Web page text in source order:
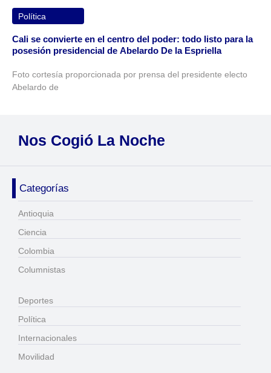
Política
Cali se convierte en el centro del poder: todo listo para la
posesión presidencial de Abelardo De la Espriella
Foto cortesía proporcionada por prensa del presidente electo
Abelardo de
Nos Cogió La Noche
Categorías
Antioquia
Ciencia
Colombia
Columnistas
Deportes
Política
Internacionales
Movilidad